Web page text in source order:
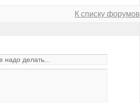
К списку форумов